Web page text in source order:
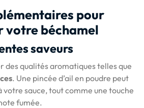
pour
votre béchamel
saveurs
des qualités aromatiques telles que
. Une pincée d’ail en poudre peut
sauce, tout comme une touche
fumée.